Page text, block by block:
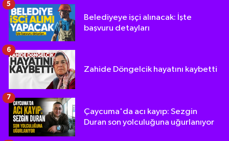
Belediyeye işçi alınacak: İşte
başvuru detayları
5
Zahide Döngelcik hayatını kaybetti
6
Çaycuma'da acı kayıp: Sezgin
Duran son yolculuğuna uğurlanıyor
7